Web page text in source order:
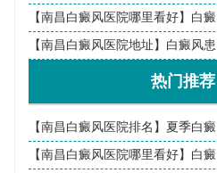
【南昌白癜风医院哪里看好】白癜
【南昌白癜风医院地址】白癜风患
热门推荐
【南昌白癜风医院排名】夏季白癜
【南昌白癜风医院哪里看好】白癜